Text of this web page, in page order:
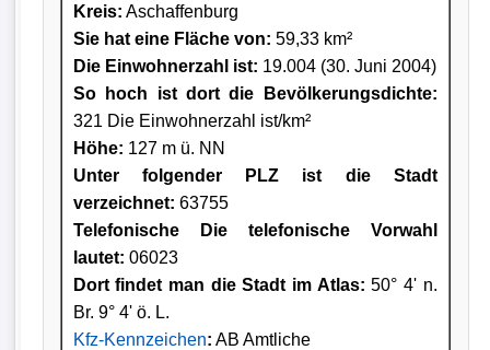
Kreis: Aschaffenburg
Sie hat eine Fläche von: 59,33 km²
Die Einwohnerzahl ist: 19.004 (30. Juni 2004)
So hoch ist dort die Bevölkerungsdichte:
321 Die Einwohnerzahl ist/km²
Höhe: 127 m ü. NN
Unter folgender PLZ ist die Stadt
verzeichnet: 63755
Telefonische Die telefonische Vorwahl
lautet: 06023
Dort findet man die Stadt im Atlas: 50° 4' n.
Br. 9° 4' ö. L.
Kfz-Kennzeichen: AB Amtliche